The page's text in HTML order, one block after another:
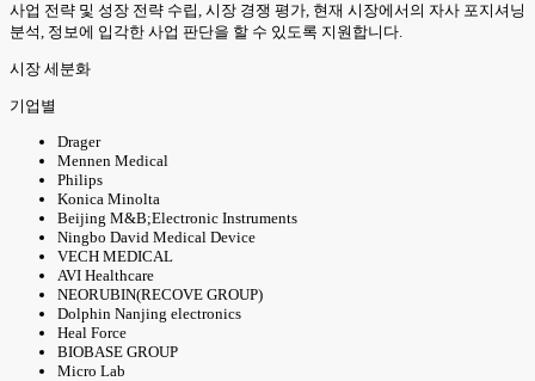
사업 전략 및 성장 전략 수립, 시장 경쟁 평가, 현재 시장에서의 자사 포지셔닝
분석, 정보에 입각한 사업 판단을 할 수 있도록 지원합니다.
시장 세분화
기업별
Drager
Mennen Medical
Philips
Konica Minolta
Beijing M&B;Electronic Instruments
Ningbo David Medical Device
VECH MEDICAL
AVI Healthcare
NEORUBIN(RECOVE GROUP)
Dolphin Nanjing electronics
Heal Force
BIOBASE GROUP
Micro Lab